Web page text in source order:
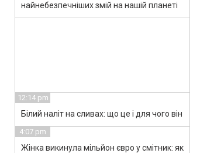
найнебезпечніших змій на нашій планеті
12:14 pm
Білий наліт на сливах: що це і для чого він
4:07 pm
Жінка викинула мільйон євро у смітник: як